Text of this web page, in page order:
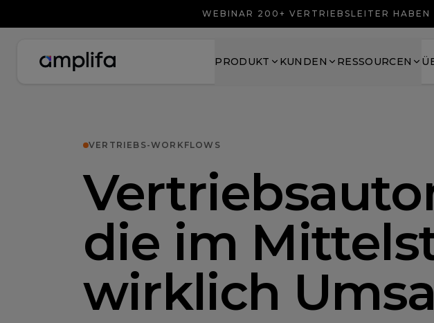
WEBINAR 200+ VERTRIEBSLEITER
PRODUKT KUNDEN RESSOURCEN
VERTRIEBS-WORKFLOWS
die im
wirklich